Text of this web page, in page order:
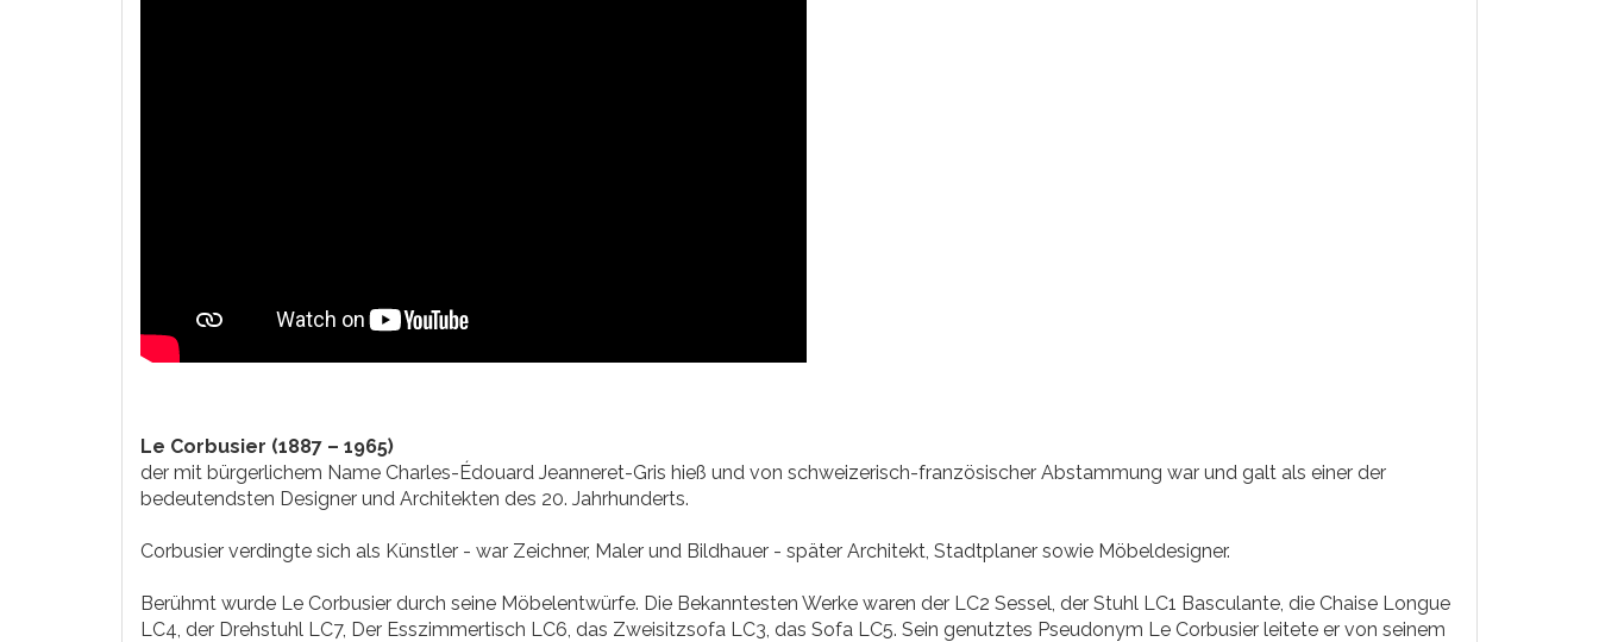
Le Corbusier (1887 – 1965)
der mit bürgerlichem Name Charles-Édouard Jeanneret-Gris hieß und von schweizerisch-französischer Abstammung war und galt als einer der
bedeutendsten Designer und Architekten des 20. Jahrhunderts.
Corbusier verdingte sich als Künstler - war Zeichner, Maler und Bildhauer - später Architekt, Stadtplaner sowie Möbeldesigner.
Berühmt wurde Le Corbusier durch seine Möbelentwürfe. Die Bekanntesten Werke waren der LC2 Sessel, der Stuhl LC1 Basculante, die Chaise Longue
LC4, der Drehstuhl LC7, Der Esszimmertisch LC6, das Zweisitzsofa LC3, das Sofa LC5. Sein genutztes Pseudonym Le Corbusier leitete er von seinem